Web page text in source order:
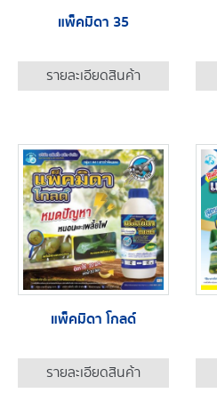
แพ็คมิดา 35
รายละเอียดสินค้า
แพ็คมิดา โกลด์
รายละเอียดสินค้า